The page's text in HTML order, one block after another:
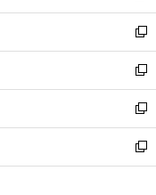
開
く
ウ
で
開
く
ン
ド
ウ
で
開
く
ウ
ィ
ン
ド
ウ
で
開
く
し
い
ウ
ィ
ン
ド
ウ
で
開
新
し
い
ウ
ィ
ン
ド
ウ
新
し
い
ウ
ィ
ン
新
し
い
ウ
新
し